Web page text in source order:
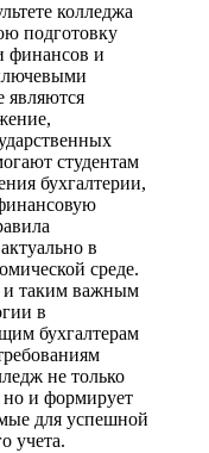
колледжа
подготовку
финансов и
являются
студентам
бухгалтерии,
в
среде.
и таким важным
в
бухгалтерам
не только
но и формирует
для успешной
учета.